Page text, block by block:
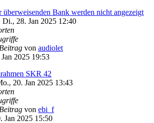
überweisenden Bank werden nicht angezeigt
Di., 28. Jan 2025 12:40
von audiolet
2025 19:53
SKR 42
20. Jan 2025 13:43
von ebi_f
Jan 2025 15:50